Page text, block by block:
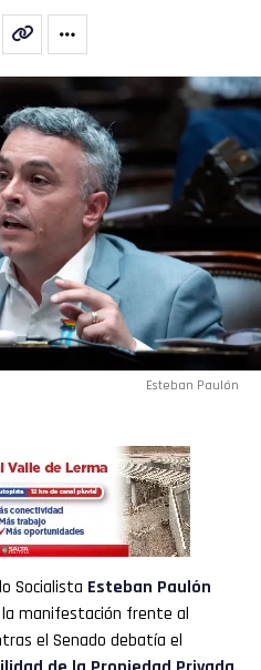
Esteban Paulón
Socialista Esteban Paulón
manifestación frente al
el Senado debatía el